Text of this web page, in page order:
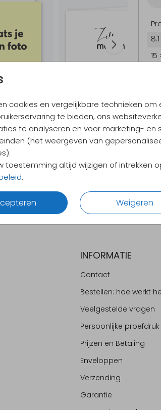
cookies en vergelijkbare technieken om
te bieden, ons
te analyseren en voor marketing- en
(het weergeven van
toestemming altijd wijzigen of intrekken
.
Weigeren
15
INFORMATIE
Contact
Bestellen: hoe werkt
Veelgestelde vragen
Persoonlijke proefdruk
Prijzen en Betaling
Enveloppen
Verzending
Garantie